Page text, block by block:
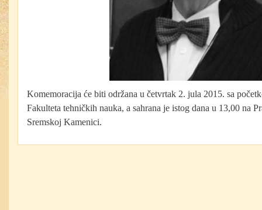
Komemoracija će biti održana u četvrtak 2. jula 2015. sa
Fakulteta tehničkih nauka, a sahrana je istog dana u 13,00 na
Sremskoj Kamenici.